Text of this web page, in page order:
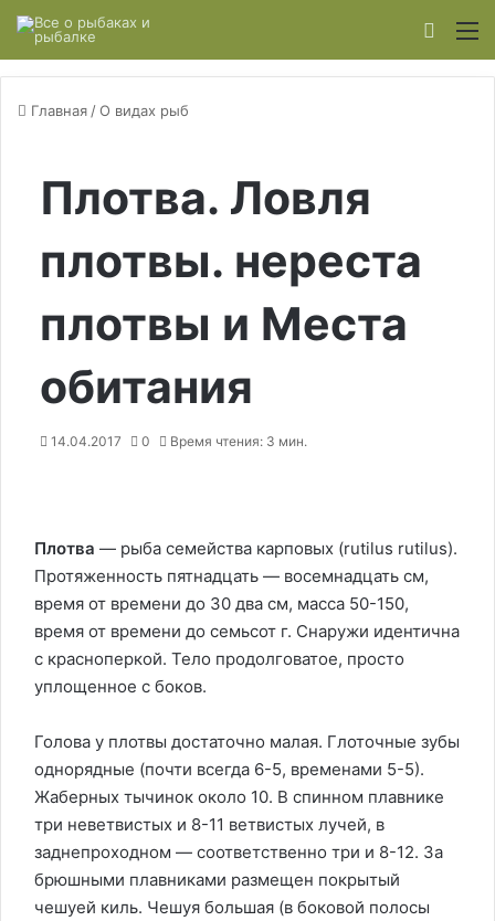
Главная /О видах рыб
Плотва. Ловля
плотвы. нереста
плотвы и Места
обитания
14.04.2017 0 Время чтения: 3 мин.
Плотва — рыба семейства карповых (rutilus rutilus).
Протяженность пятнадцать — восемнадцать см,
время от времени до 30 два см, масса 50-150,
время от времени до семьсот г. Снаружи идентична
с красноперкой. Тело продолговатое, просто
уплощенное с боков.
Голова у плотвы достаточно малая. Глоточные зубы
однорядные (почти всегда 6-5, временами 5-5).
Жаберных тычинок около 10. В спинном плавнике
три неветвистых и 8-11 ветвистых лучей, в
заднепроходном — соответственно три и 8-12. За
брюшными плавниками размещен покрытый
чешуей киль. Чешуя большая (в боковой полосы